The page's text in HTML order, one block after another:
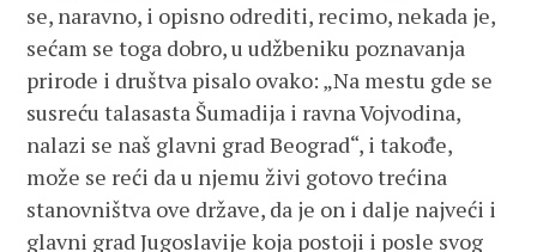
se, naravno, i opisno odrediti, recimo, nekada je,
sećam se toga dobro, u udžbeniku poznavanja
prirode i društva pisalo ovako: „Na mestu gde se
susreću talasasta Šumadija i ravna Vojvodina,
nalazi se naš glavni grad Beograd“, i takođe,
može se reći da u njemu živi gotovo trećina
stanovništva ove države, da je on i dalje najveći i
glavni grad Jugoslavije koja postoji i posle svog